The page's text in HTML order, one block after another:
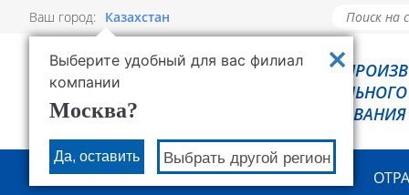
Ваш город: Казахстан
Выберите удобный для вас филиал
компании
Москва?
Да, оставить Выбрать другой регион
РОВЕН -
ОБОРУДОВАНИЯ
О КОМПАНИИ ПРОДУКЦИЯ